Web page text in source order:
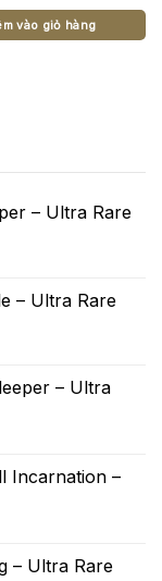
vào giỏ hàng
– Ultra Rare
– Ultra Rare
– Ultra
Incarnation –
– Ultra Rare